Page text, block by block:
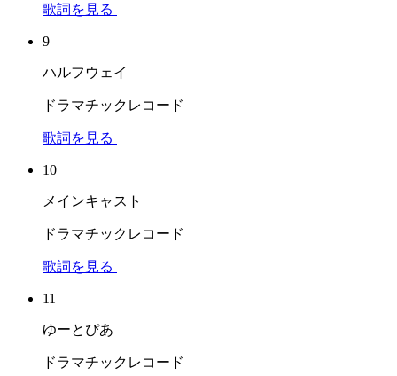
歌詞を見る
9
ハルフウェイ
ドラマチックレコード
歌詞を見る
10
メインキャスト
ドラマチックレコード
歌詞を見る
11
ゆーとぴあ
ドラマチックレコード